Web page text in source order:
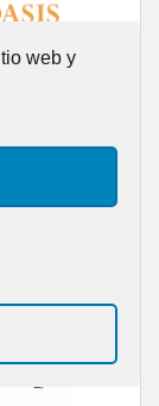
web y